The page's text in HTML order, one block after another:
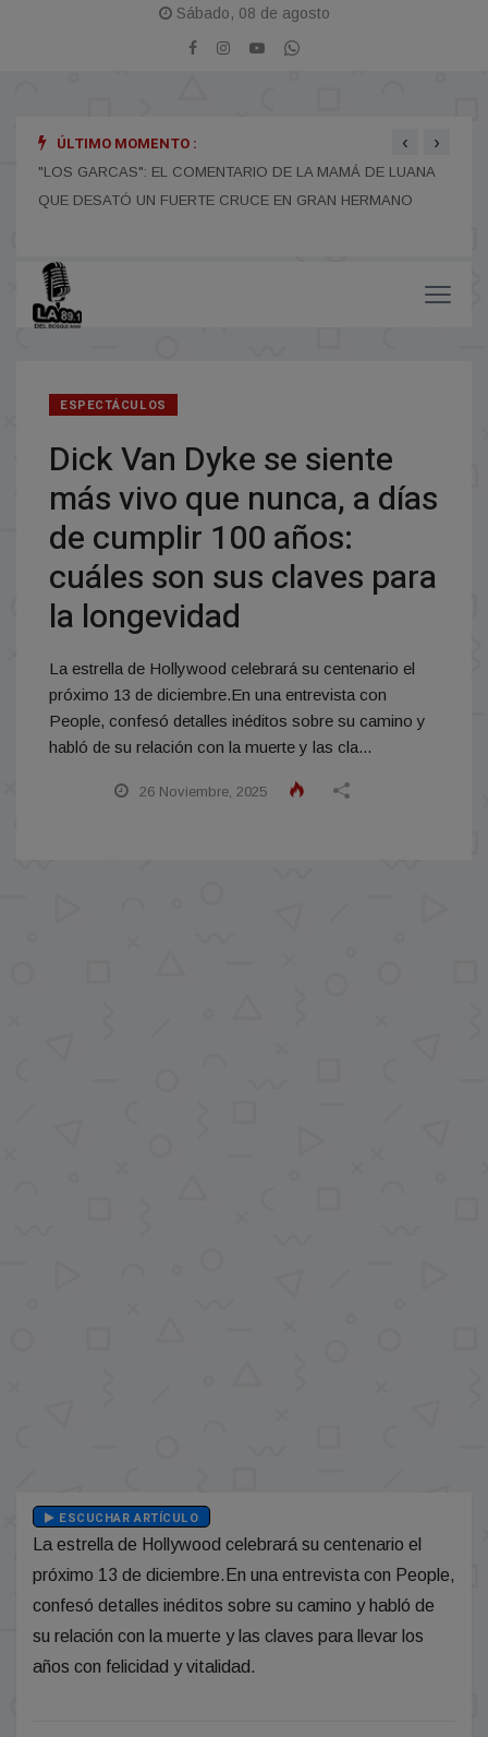
Sábado, 08 de agosto
ÚLTIMO MOMENTO :
"LOS GARCAS": EL COMENTARIO DE LA MAMÁ DE LUANA
QUE DESATÓ UN FUERTE CRUCE EN GRAN HERMANO
‹ ›
ESPECTÁCULOS
Dick Van Dyke se siente
más vivo que nunca, a días
de cumplir 100 años:
cuáles son sus claves para
la longevidad
La estrella de Hollywood celebrará su centenario el
próximo 13 de diciembre.En una entrevista con
People, confesó detalles inéditos sobre su camino y
habló de su relación con la muerte y las cla...
26 Noviembre, 2025
ESCUCHAR ARTÍCULO
La estrella de Hollywood celebrará su centenario el
próximo 13 de diciembre.En una entrevista con People,
confesó detalles inéditos sobre su camino y habló de
su relación con la muerte y las claves para llevar los
años con felicidad y vitalidad.